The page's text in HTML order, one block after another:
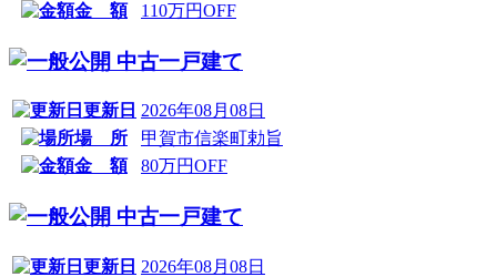
金 額
110万円OFF
中古一戸建て
更新日 2026年08月08日
場 所
甲賀市信楽町勅旨
金 額
80万円OFF
中古一戸建て
更新日 2026年08月08日